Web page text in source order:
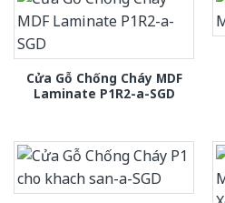
Cửa Gỗ Chống Cháy MDF
Laminate P1R2-a-SGD